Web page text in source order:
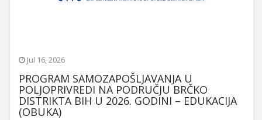
Jul 16, 2026
PROGRAM SAMOZAPOŠLJAVANJA U
POLJOPRIVREDI NA PODRUČJU BRČKO
DISTRIKTA BIH U 2026. GODINI – EDUKACIJA
(OBUKA)